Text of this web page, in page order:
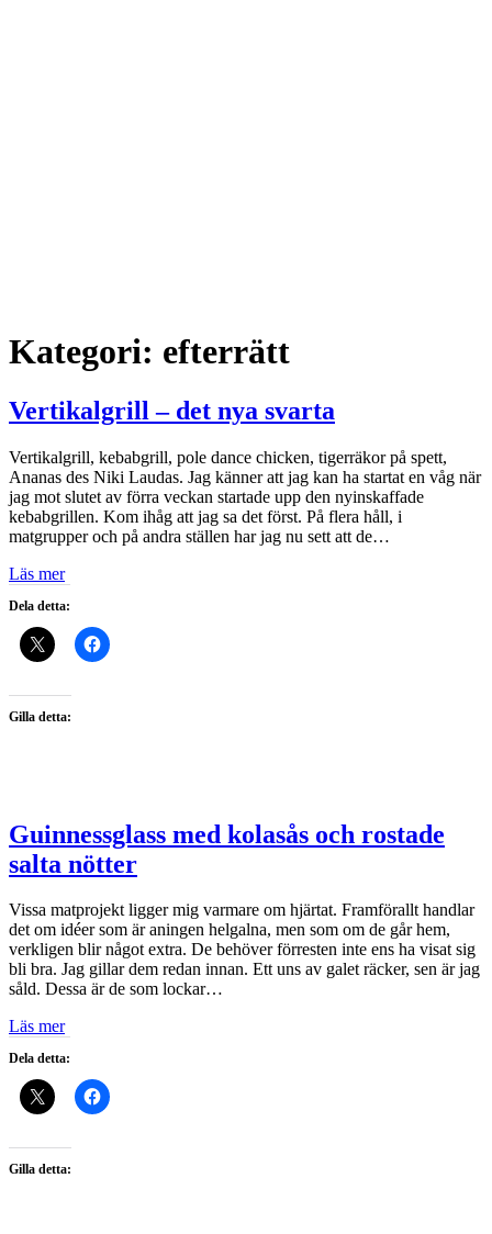
Kategori: efterrätt
Vertikalgrill – det nya svarta
Vertikalgrill, kebabgrill, pole dance chicken, tigerräkor på spett,
Ananas des Niki Laudas. Jag känner att jag kan ha startat en våg när
jag mot slutet av förra veckan startade upp den nyinskaffade
kebabgrillen. Kom ihåg att jag sa det först. På flera håll, i
matgrupper och på andra ställen har jag nu sett att de…
Läs mer
Dela detta:
Gilla detta:
Guinnessglass med kolasås och rostade
salta nötter
Vissa matprojekt ligger mig varmare om hjärtat. Framförallt handlar
det om idéer som är aningen helgalna, men som om de går hem,
verkligen blir något extra. De behöver förresten inte ens ha visat sig
bli bra. Jag gillar dem redan innan. Ett uns av galet räcker, sen är jag
såld. Dessa är de som lockar…
Läs mer
Dela detta:
Gilla detta: